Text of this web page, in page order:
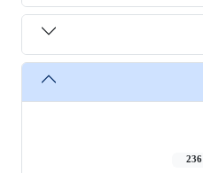
236